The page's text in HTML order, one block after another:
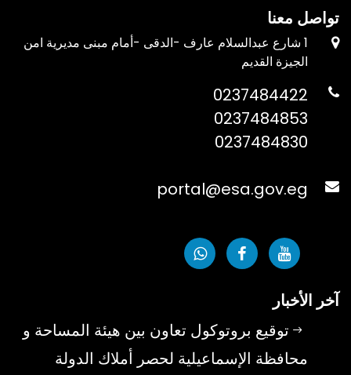
تواصل معنا
1 شارع عبدالسلام عارف -الدقى -أمام مبنى مديرية امن
الجيزة القديم
0237484422
0237484853
0237484830
portal@esa.gov.eg
آخر الأخبار
توقيع بروتوكول تعاون بين هيئة المساحة و
محافظة الإسماعيلية لحصر أملاك الدولة